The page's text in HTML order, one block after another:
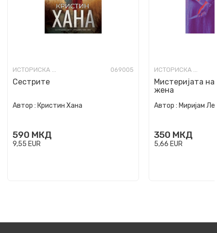
ИСТОРИСКА ФИКЦИЈА 069005
Сестрите
Автор : Кристин Хана
590 МКД
9,55 EUR
ИСТОРИСКА ФИКЦИЈА
Мистеријата на
жена
Автор : Миријам
350 МКД
5,66 EUR